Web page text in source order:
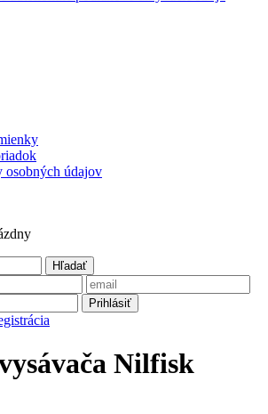
osobných údajov
Hľadať
Prihlásiť
Nilfisk